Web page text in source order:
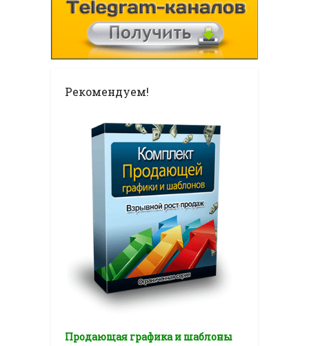
Рекомендуем!
Продающая графика и шаблоны